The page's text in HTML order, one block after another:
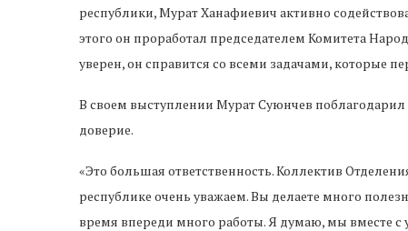
республики, Мурат Ханафиевич активно
этого он проработал председателем Комитета
уверен, он справится со всеми задачами, которые
В своем выступлении Мурат Суюнчев
доверие.
«Это большая ответственность. Коллектив
республике очень уважаем. Вы делаете много
время впереди много работы. Я думаю, мы вместе с